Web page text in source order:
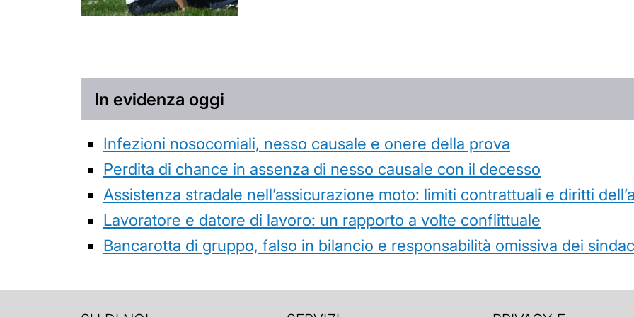
In evidenza oggi
Infezioni nosocomiali, nesso causale e onere della prova
Perdita di chance in assenza di nesso causale con il decesso
Assistenza stradale nell’assicurazione moto: limiti contrattuali e diritti
Lavoratore e datore di lavoro: un rapporto a volte conflittuale
Bancarotta di gruppo, falso in bilancio e responsabilità omissiva dei